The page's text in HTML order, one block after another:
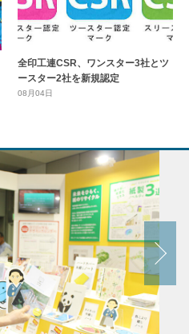
全印工連CSR、ワンスター3社とツ
ースター2社を新規認定
08月04日